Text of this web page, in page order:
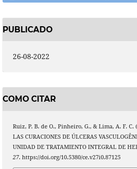
PUBLICADO
26-08-2022
COMO CITAR
Ruiz, P. B. de O., Pinheiro, G., & Lima, A. F. C.
LAS CURACIONES DE ÚLCERAS
UNIDAD DE TRATAMIENTO INTEGRAL DE
27. https://doi.org/10.5380/ce.v27i0.87125